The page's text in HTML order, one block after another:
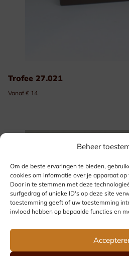
Beheer
Om de beste ervaringen te bieden,
cookies om informatie over je apparaat
Door in te stemmen met deze
surfgedrag of unieke ID's op deze site
toestemming geeft of uw toestemming
invloed hebben op bepaalde functies en
Trofee 27.021
Vanaf € 14